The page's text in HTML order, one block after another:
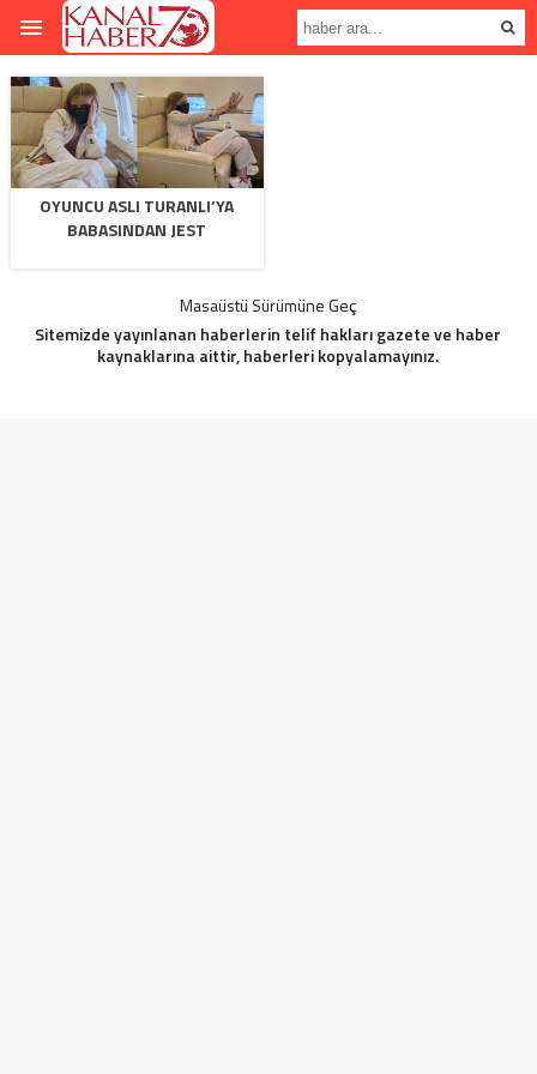
OYUNCU ASLI TURANLI’YA
BABASINDAN JEST
Masaüstü Sürümüne Geç
Sitemizde yayınlanan haberlerin telif hakları gazete ve haber
kaynaklarına aittir, haberleri kopyalamayınız.